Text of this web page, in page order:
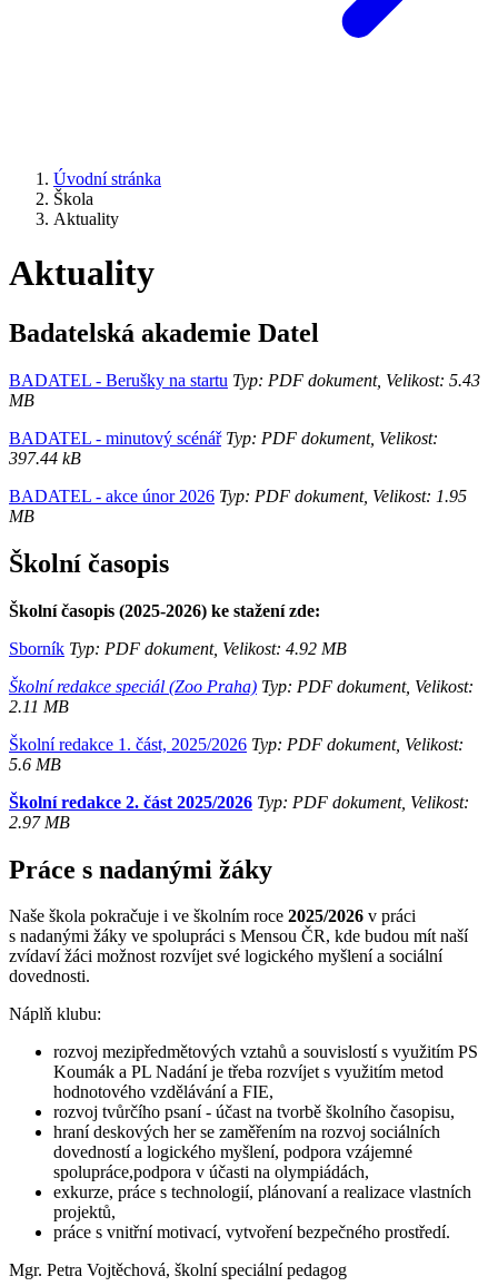
Úvodní stránka
Škola
Aktuality
Aktuality
Badatelská akademie Datel
BADATEL - Berušky na startu Typ: PDF dokument, Velikost: 5.43
MB
BADATEL - minutový scénářTyp: PDF dokument, Velikost:
397.44 kB
BADATEL - akce únor 2026 Typ: PDF dokument, Velikost: 1.95
MB
Školní časopis
Školní časopis (2025-2026) ke stažení zde:
Sborník Typ: PDF dokument, Velikost: 4.92 MB
Školní redakce speciál (Zoo Praha) Typ: PDF dokument, Velikost:
2.11 MB
Školní redakce 1. část, 2025/2026 Typ: PDF dokument, Velikost:
5.6 MB
Školní redakce 2. část 2025/2026 Typ: PDF dokument, Velikost:
2.97 MB
Práce s nadanými žáky
Naše škola pokračuje i ve školním roce 2025/2026 v práci
s nadanými žáky ve spolupráci s Mensou ČR, kde budou mít naší
zvídaví žáci možnost rozvíjet své logického myšlení a sociální
dovednosti.
Náplň klubu:
rozvoj mezipředmětových vztahů a souvislostí s využitím PS
Koumák a PL Nadání je třeba rozvíjet s využitím metod
hodnotového vzdělávání a FIE,
rozvoj tvůrčího psaní - účast na tvorbě školního časopisu,
hraní deskových her se zaměřením na rozvoj sociálních
dovedností a logického myšlení, podpora vzájemné
spolupráce,podpora v účasti na olympiádách,
exkurze, práce s technologií, plánovaní a realizace vlastních
projektů,
práce s vnitřní motivací, vytvoření bezpečného prostředí.
Mgr. Petra Vojtěchová, školní speciální pedagog